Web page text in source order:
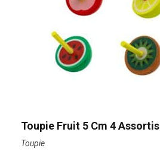
Toupie Fruit 5 Cm 4 Assortis
Toupie